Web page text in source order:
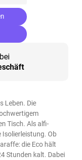
Leben. Die
Tisch. Als alfi-
Ob
die Eco hält
Stunden kalt. Dabei